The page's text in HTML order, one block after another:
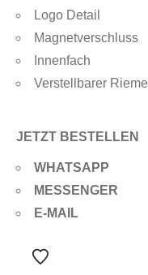
Logo Detail
Magnetverschluss
Innenfach
Verstellbarer
JETZT BESTELLEN
WHATSAPP
MESSENGER
E-MAIL